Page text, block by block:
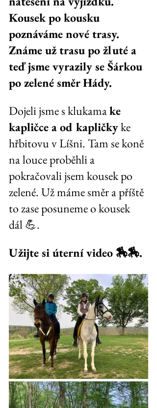
Kousek po kousku
poznáváme nové trasy.
Známe už trasu po žluté a
teď jsme vyrazily se Šárkou
po zelené směr Hády.
Dojeli jsme s klukama ke
kapličce a od kapličky ke
hřbitovu v Líšni. Tam se koně
na louce proběhli a
pokračovali jsem kousek po
zelené. Už máme směr a příště
to zase posuneme o kousek
dál 💪.
Užijte si úterní video 🏇🏇.